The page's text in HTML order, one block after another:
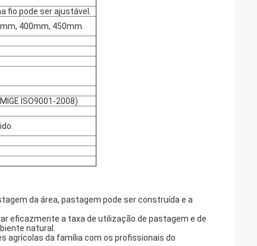
fio pode ser ajustável.
400mm, 450mm.
ISO9001-2008)
da área, pastagem pode ser construída e a
eficazmente a taxa de utilização de pastagem e de
natural.
agrícolas da família com os profissionais do